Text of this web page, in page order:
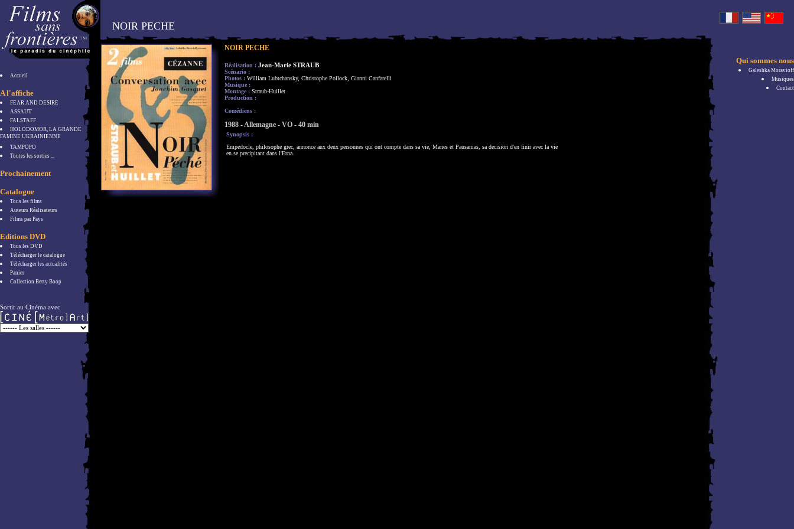
Accueil
A l'affiche
FEAR AND DESIRE
ASSAUT
FALSTAFF
HOLODOMOR, LA GRANDE
FAMINE UKRAINIENNE
TAMPOPO
Toutes les sorties ...
Prochainement
Catalogue
Tous les films
Auteurs Réalisateurs
Films par Pays
Editions DVD
Tous les DVD
Télécharger le catalogue
Télécharger les actualités
Panier
Collection Betty Boop
Sortir au Cinéma avec
NOIR PECHE
NOIR PECHE
Réalisation : Jean-Marie STRAUB
Scénario :
Photos : William Lubtchansky, Christophe Pollock, Gianni Canfarelli
Musique :
Montage : Straub-Huillet
Production :
Comédiens :
1988 - Allemagne - VO - 40 min
Synopsis :
Empedocle, philosophe grec, annonce aux deux personnes qui ont compte dans sa vie, Manes et Pausanias, sa decision d'en finir avec la vie
en se precipitant dans l'Etna.
Qui sommes nous
Galeshka Moravioff
Musiques
Contact